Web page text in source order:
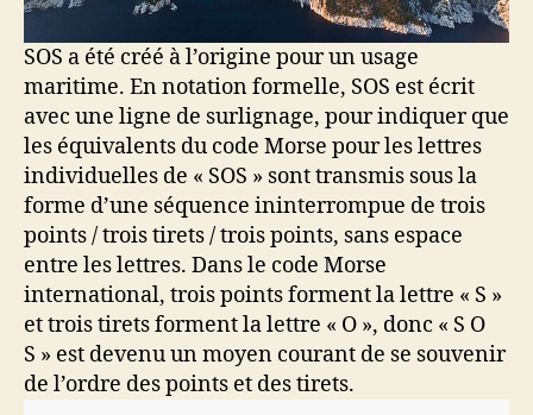
SOS a été créé à l’origine pour un usage
maritime. En notation formelle, SOS est écrit
avec une ligne de surlignage, pour indiquer que
les équivalents du code Morse pour les lettres
individuelles de « SOS » sont transmis sous la
forme d’une séquence ininterrompue de trois
points / trois tirets / trois points, sans espace
entre les lettres. Dans le code Morse
international, trois points forment la lettre « S »
et trois tirets forment la lettre « O », donc « S O
S » est devenu un moyen courant de se souvenir
de l’ordre des points et des tirets.